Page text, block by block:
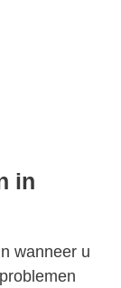
in
wanneer u